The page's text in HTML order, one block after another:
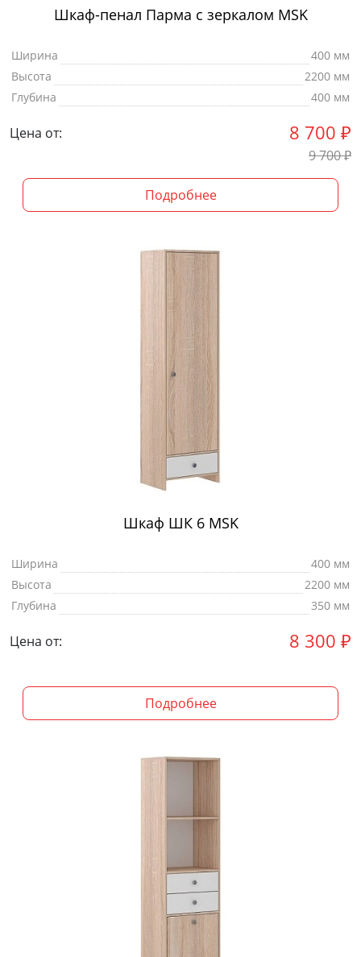
Шкаф-пенал Парма с зеркалом MSK
Ширина
400 мм
Высота
2200 мм
Глубина
400 мм
Цена от: 8 700 ₽
9 700₽
Подробнее
Шкаф ШК 6 MSK
Ширина
400 мм
Высота
2200 мм
Глубина
350 мм
Цена от: 8 300 ₽
Подробнее